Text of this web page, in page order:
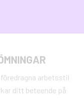
arbetsstil
ditt beteende på